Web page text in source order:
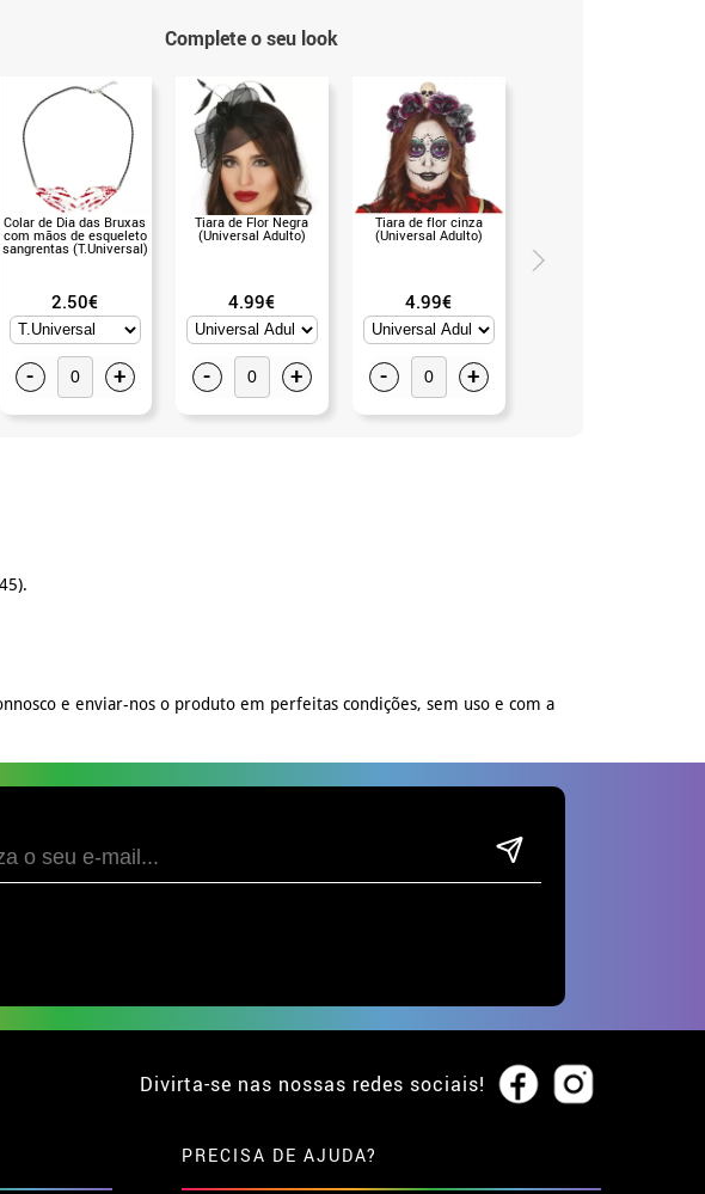
Complete o seu look
Colar de Dia das Bruxas
com mãos de esqueleto
sangrentas (T.Universal)
2.50€
- +
Tiara de Flor Negra
(Universal Adulto)
4.99€
- +
Tiara de flor cinza
(Universal Adulto)
4.99€
- +
e enviar-nos o produto em perfeitas condições, sem uso e com a
Divirta-se nas nossas redes sociais!
PRECISA DE AJUDA?